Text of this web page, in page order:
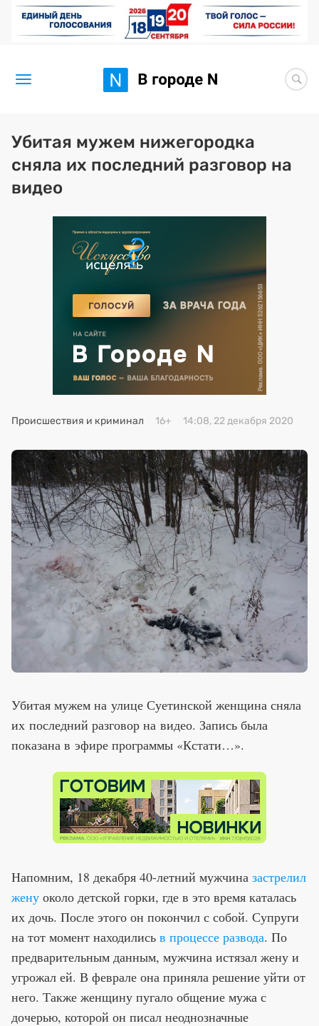
Новости
Статьи
BORЩ
Искусство исцелять
Премия 2025
Эксперты
Убитая мужем нижегородка
сняла их последний разговор на
видео
Происшествия и криминал 16+ 14:08, 22 декабря 2020
Убитая мужем на улице Суетинской женщина сняла
их последний разговор на видео. Запись была
показана в эфире программы «Кстати…».
Напомним, 18 декабря 40-летний мужчина застрелил
жену около детской горки, где в это время каталась
их дочь. После этого он покончил с собой. Супруги
на тот момент находились в процессе развода. По
предварительным данным, мужчина истязал жену и
угрожал ей. В феврале она приняла решение уйти от
него. Также женщину пугало общение мужа с
дочерью, которой он писал неоднозначные